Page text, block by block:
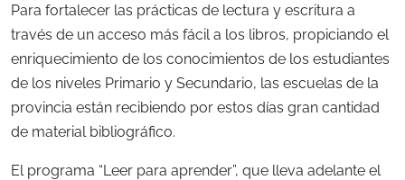
Para fortalecer las prácticas de lectura y escritura a
través de un acceso más fácil a los libros, propiciando el
enriquecimiento de los conocimientos de los estudiantes
de los niveles Primario y Secundario, las escuelas de la
provincia están recibiendo por estos días gran cantidad
de material bibliográfico.
El programa “Leer para aprender”, que lleva adelante el